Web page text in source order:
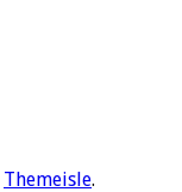
Themeisle.